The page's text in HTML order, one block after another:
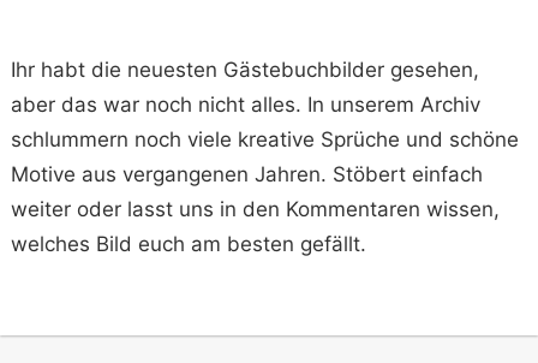
Ihr habt die neuesten Gästebuchbilder gesehen,
aber das war noch nicht alles. In unserem Archiv
schlummern noch viele kreative Sprüche und schöne
Motive aus vergangenen Jahren. Stöbert einfach
weiter oder lasst uns in den Kommentaren wissen,
welches Bild euch am besten gefällt.